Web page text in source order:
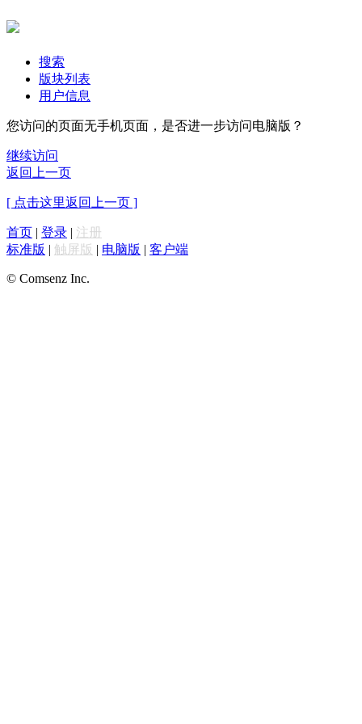
搜索
版块列表
用户信息
您访问的页面无手机页面，是否进一步访问电脑版？
继续访问
返回上一页
[ 点击这里返回上一页 ]
首页 | 登录 | 注册
标准版 | 触屏版 | 电脑版 | 客户端
© Comsenz Inc.